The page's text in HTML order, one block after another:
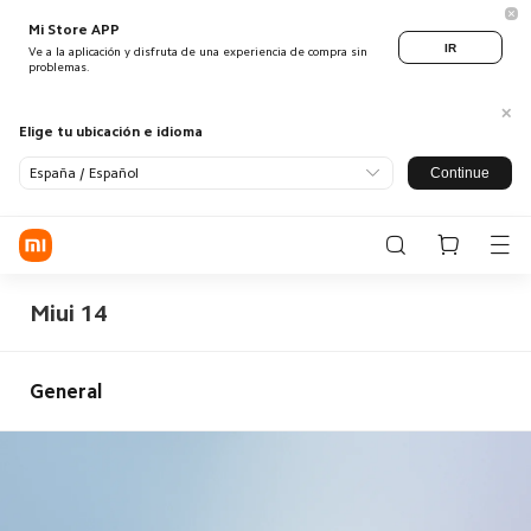
Mi Store APP
Ve a la aplicación y disfruta de una experiencia de compra sin
problemas.
IR
Log in / Register
Smart Home
Elige tu ubicación e idioma
España / Español Continue
Miui 14
General